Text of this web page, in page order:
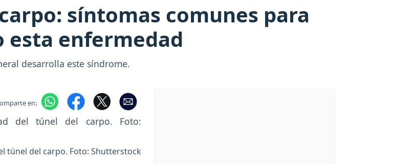
síntomas comunes para
esta enfermedad
desarrolla este síndrome.
en:
túnel del carpo. Foto: Shutterstock